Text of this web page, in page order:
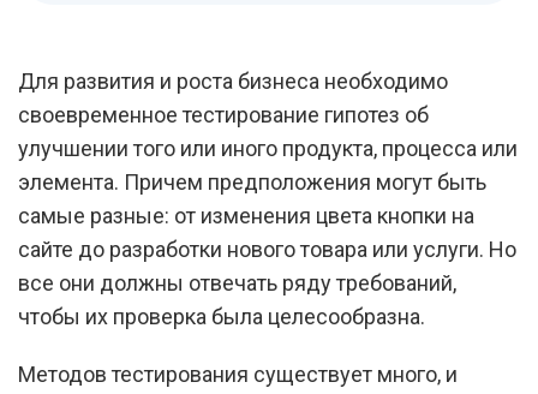
Для развития и роста бизнеса необходимо
своевременное тестирование гипотез об
улучшении того или иного продукта, процесса или
элемента. Причем предположения могут быть
самые разные: от изменения цвета кнопки на
сайте до разработки нового товара или услуги. Но
все они должны отвечать ряду требований,
чтобы их проверка была целесообразна.
Методов тестирования существует много, и